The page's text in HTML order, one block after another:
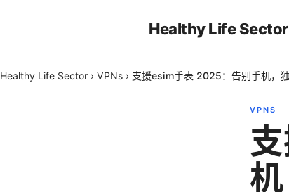
Healthy Life Sector
Healthy Life Sector › VPNs › 支援esim手表 2025：告别手机，
VPNS